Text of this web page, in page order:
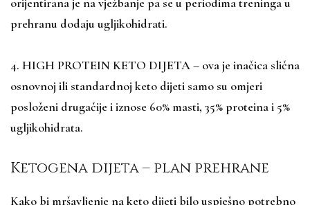
prehranu dodaju ugljikohidrati.
4. HIGH PROTEIN KETO DIJETA – ova je inačica slična
osnovnoj ili standardnoj keto dijeti samo su omjeri
posloženi drugačije i iznose 60% masti, 35% proteina i 5%
ugljikohidrata.
Ketogena dijeta – plan prehrane
Kako bi mršavljenje na keto dijeti bilo uspješno potrebno